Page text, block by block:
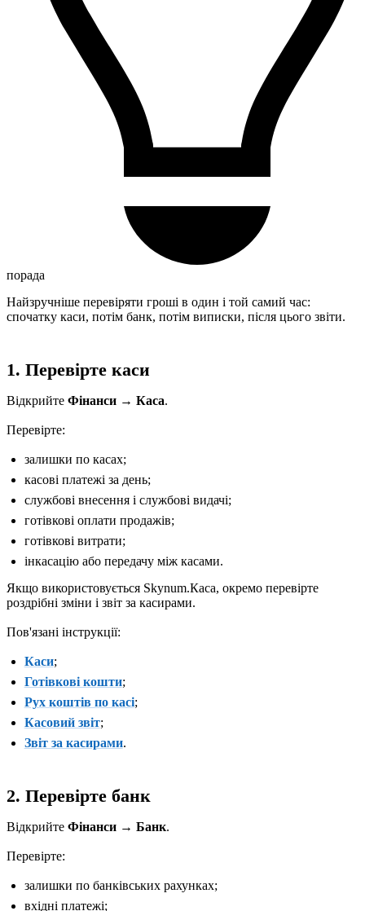
порада
Найзручніше перевіряти гроші в один і той самий час:
спочатку каси, потім банк, потім виписки, після цього звіти.
1. Перевірте каси
Відкрийте Фінанси → Каса.
Перевірте:
залишки по касах;
касові платежі за день;
службові внесення і службові видачі;
готівкові оплати продажів;
готівкові витрати;
інкасацію або передачу між касами.
Якщо використовується Skynum.Каса, окремо перевірте
роздрібні зміни і звіт за касирами.
Пов'язані інструкції:
Каси;
Готівкові кошти;
Рух коштів по касі;
Касовий звіт;
Звіт за касирами.
2. Перевірте банк
Відкрийте Фінанси → Банк.
Перевірте:
залишки по банківських рахунках;
вхідні платежі;